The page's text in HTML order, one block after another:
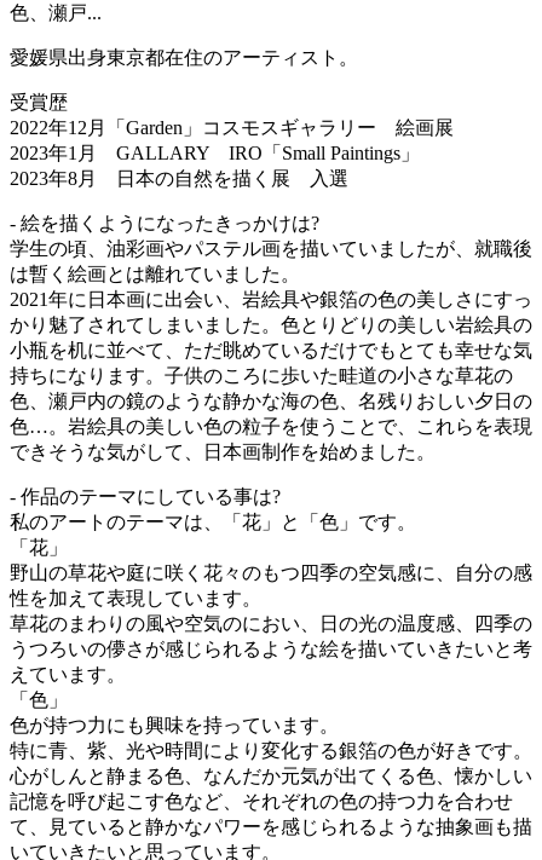
色、瀬戸...
愛媛県出身東京都在住のアーティスト。
受賞歴
2022年12月「Garden」コスモスギャラリー 絵画展
2023年1月 GALLARY IRO「Small Paintings」
2023年8月 日本の自然を描く展 入選
- 絵を描くようになったきっかけは?
学生の頃、油彩画やパステル画を描いていましたが、就職後
は暫く絵画とは離れていました。
2021年に日本画に出会い、岩絵具や銀箔の色の美しさにすっ
かり魅了されてしまいました。色とりどりの美しい岩絵具の
小瓶を机に並べて、ただ眺めているだけでもとても幸せな気
持ちになります。子供のころに歩いた畦道の小さな草花の
色、瀬戸内の鏡のような静かな海の色、名残りおしい夕日の
色…。岩絵具の美しい色の粒子を使うことで、これらを表現
できそうな気がして、日本画制作を始めました。
- 作品のテーマにしている事は?
私のアートのテーマは、「花」と「色」です。
「花」
野山の草花や庭に咲く花々のもつ四季の空気感に、自分の感
性を加えて表現しています。
草花のまわりの風や空気のにおい、日の光の温度感、四季の
うつろいの儚さが感じられるような絵を描いていきたいと考
えています。
「色」
色が持つ力にも興味を持っています。
特に青、紫、光や時間により変化する銀箔の色が好きです。
心がしんと静まる色、なんだか元気が出てくる色、懐かしい
記憶を呼び起こす色など、それぞれの色の持つ力を合わせ
て、見ていると静かなパワーを感じられるような抽象画も描
いていきたいと思っています。